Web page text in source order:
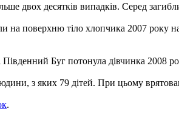
двох десятків випадків. Серед
на поверхню тіло хлопчика 2007
Південний Буг потонула дівчинка 2008
з яких 79 дітей. При цьому
.